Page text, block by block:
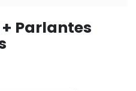
+ Parlantes